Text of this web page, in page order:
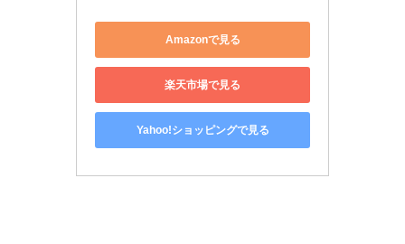
Amazonで見る
楽天市場で見る
Yahoo!ショッピングで見る